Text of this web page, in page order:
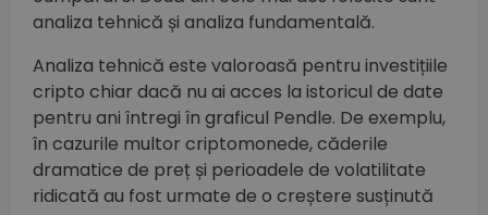
analiza tehnică și analiza fundamentală.
Analiza tehnică este valoroasă pentru investițiile
cripto chiar dacă nu ai acces la istoricul de date
pentru ani întregi în graficul Pendle. De exemplu,
în cazurile multor criptomonede, căderile
dramatice de preț și perioadele de volatilitate
ridicată au fost urmate de o creștere susținută